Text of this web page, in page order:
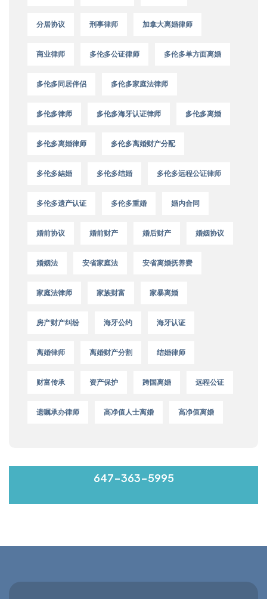
分居协议 刑事律师 加拿大离婚律师
商业律师 多伦多公证律师 多伦多单方面离婚
多伦多同居伴侣 多伦多家庭法律师
多伦多律师 多伦多海牙认证律师 多伦多离婚
多伦多离婚律师 多伦多离婚财产分配
多伦多結婚 多伦多结婚 多伦多远程公证律师
多伦多遗产认证 多伦多重婚 婚内合同
婚前协议 婚前财产 婚后财产 婚姻协议
婚姻法 安省家庭法 安省离婚抚养费
家庭法律师 家族财富 家暴离婚
房产财产纠纷 海牙公约 海牙认证
离婚律师 离婚财产分割 结婚律师
财富传承 资产保护 跨国离婚 远程公证
遗嘱承办律师 高净值人士离婚 高净值离婚
647-363-5995